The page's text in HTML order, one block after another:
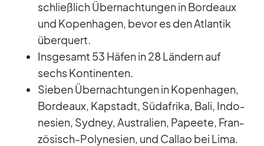
schließ­lich Über­nach­tun­gen in Bor­deaux
und Ko­pen­ha­gen, be­vor es den At­lan­tik
über­quert.
Ins­ge­samt 53 Hä­fen in 28 Län­dern auf
sechs Kon­ti­nen­ten.
Sie­ben Über­nach­tun­gen in Ko­pen­ha­gen,
Bor­deaux, Kap­stadt, Süd­afrika, Bali, In­do­
ne­sien, Syd­ney, Aus­tra­lien, Pa­peete, Fran­
zö­sisch-Po­ly­ne­sien, und Cal­lao bei Lima.